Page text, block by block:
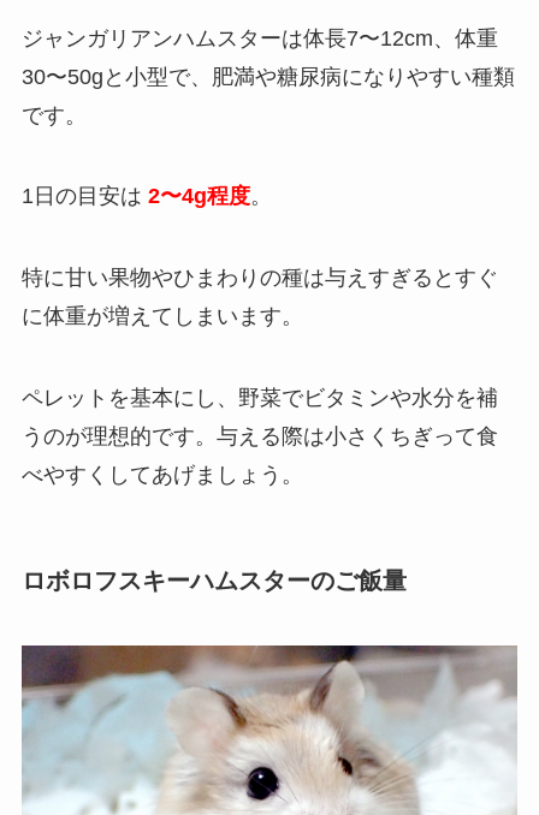
ジャンガリアンハムスターは体長7〜12cm、体重
30〜50gと小型で、肥満や糖尿病になりやすい種類
です。
1日の目安は 2〜4g程度。
特に甘い果物やひまわりの種は与えすぎるとすぐ
に体重が増えてしまいます。
ペレットを基本にし、野菜でビタミンや水分を補
うのが理想的です。与える際は小さくちぎって食
べやすくしてあげましょう。
ロボロフスキーハムスターのご飯量